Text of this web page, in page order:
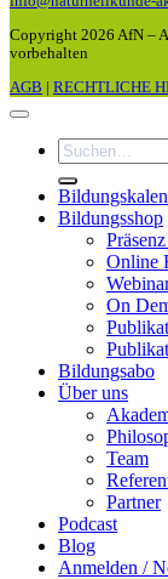
Copyright 2026 AfN –
vorbehalten
AGB | RECHTLICHE
Suchen
nach:
Bildungsshop
Online
On
Bildungsabo
Über uns
Team
Partner
Podcast
Blog
Anmelden /